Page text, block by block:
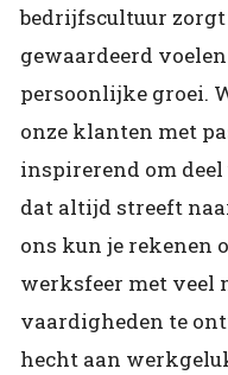
bedrijfscultuur
gewaardeerd
persoonlijke groei.
onze klanten met
inspirerend om
dat altijd streeft
ons kun je rekenen
werksfeer met veel
vaardigheden te
hecht aan